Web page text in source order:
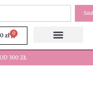
zł 0
Wózek
300 ZŁ